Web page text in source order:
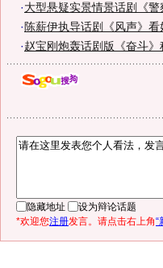
·大型悬疑实景情景话剧《警
· 陈薪伊执导话剧《风声》看
·赵宝刚炮轰话剧版《奋斗
隐藏地址
设为辩论话题
*欢迎您注册发言。请点击右上角“